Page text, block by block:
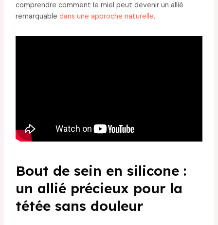
comprendre comment le miel peut devenir un allié
remarquable dans une approche naturelle.
Bout de sein en silicone :
un allié précieux pour la
tétée sans douleur